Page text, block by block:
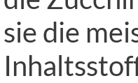
sie die